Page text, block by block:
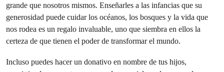
grande que nosotros mismos. Enseñarles a las infancias que su
generosidad puede cuidar los océanos, los bosques y la vida que
nos rodea es un regalo invaluable, uno que siembra en ellos la
certeza de que tienen el poder de transformar el mundo.
Incluso puedes hacer un donativo en nombre de tus hijos,